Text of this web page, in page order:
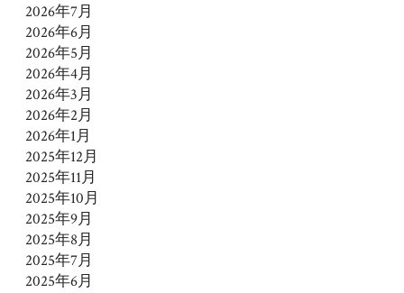
2026年7月
2026年6月
2026年5月
2026年4月
2026年3月
2026年2月
2026年1月
2025年12月
2025年11月
2025年10月
2025年9月
2025年8月
2025年7月
2025年6月